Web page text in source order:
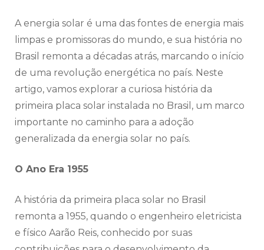
A energia solar é uma das fontes de energia mais
limpas e promissoras do mundo, e sua história no
Brasil remonta a décadas atrás, marcando o início
de uma revolução energética no país. Neste
artigo, vamos explorar a curiosa história da
primeira placa solar instalada no Brasil, um marco
importante no caminho para a adoção
generalizada da energia solar no país.
O Ano Era 1955
A história da primeira placa solar no Brasil
remonta a 1955, quando o engenheiro eletricista
e físico Aarão Reis, conhecido por suas